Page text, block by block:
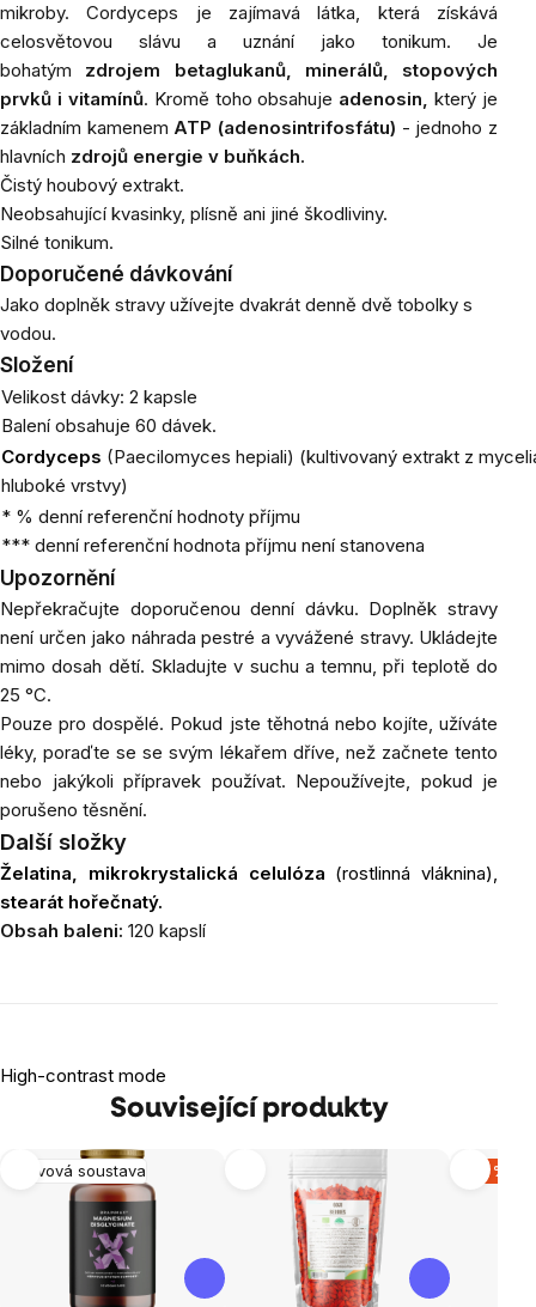
mikroby. Cordyceps je zajímavá látka, která získává
celosvětovou slávu a uznání jako tonikum. Je
bohatým zdrojem betaglukanů, minerálů, stopových
prvků i vitamínů. Kromě toho obsahuje adenosin,který je
základním kamenem ATP (adenosintrifosfátu) - jednoho z
hlavních zdrojů energie v buňkách.
Čistý houbový extrakt.
Neobsahující kvasinky, plísně ani jiné škodliviny.
Silné tonikum.
Doporučené dávkování
Jako doplněk stravy užívejte dvakrát denně dvě tobolky s
vodou.
Složení
Velikost dávky: 2 kapsle
Balení obsahuje 60 dávek.
Cordyceps (Paecilomyces hepiali) (kultivovaný extrakt z
hluboké vrstvy)
* % denní referenční hodnoty příjmu
*** denní referenční hodnota příjmu není stanovena
Upozornění
Nepřekračujte doporučenou denní dávku. Doplněk stravy
není určen jako náhrada pestré a vyvážené stravy. Ukládejte
mimo dosah dětí. Skladujte v suchu a temnu, při teplotě do
25 °C.
Pouze pro dospělé. Pokud jste těhotná nebo kojíte, užíváte
léky, poraďte se se svým lékařem dříve, než začnete tento
nebo jakýkoli přípravek používat. Nepoužívejte, pokud je
porušeno těsnění.
Další složky
Želatina, mikrokrystalická celulóza (rostlinná vláknina),
stearát hořečnatý.
Obsah baleni: 120 kapslí
High-contrast mode
Související produkty
Nervová soustava -20 %